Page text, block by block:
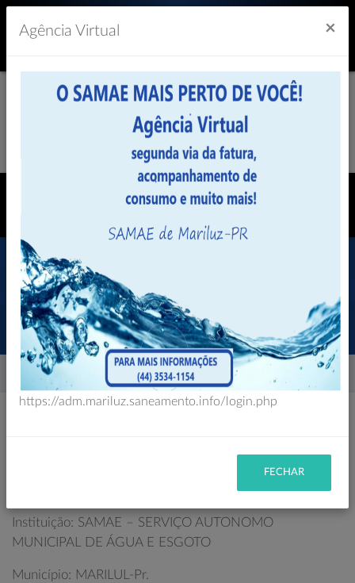
História
Home
I D E N T I F I C A Ç Ã O
Instituição: SAMAE – SERVIÇO AUTONOMO
MUNICIPAL DE ÁGUA E ESGOTO
Município: MARILUL-Pr.
Agência Virtual ×
https://adm.mariluz.saneamento.info/login.php
FECHAR